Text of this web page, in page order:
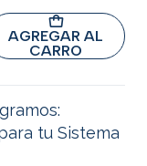
AGREGAR AL
CARRO
tu Sistema